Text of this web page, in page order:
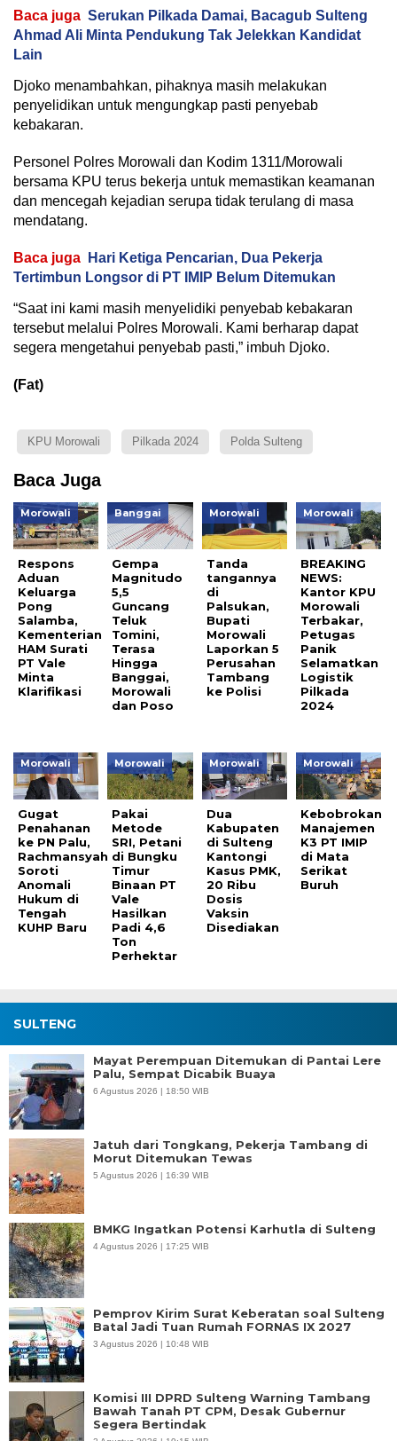
Baca juga Serukan Pilkada Damai, Bacagub Sulteng
Ahmad Ali Minta Pendukung Tak Jelekkan Kandidat
Lain
Djoko menambahkan, pihaknya masih melakukan
penyelidikan untuk mengungkap pasti penyebab
kebakaran.
Personel Polres Morowali dan Kodim 1311/Morowali
bersama KPU terus bekerja untuk memastikan keamanan
dan mencegah kejadian serupa tidak terulang di masa
mendatang.
Baca juga
Hari Ketiga Pencarian, Dua Pekerja
Tertimbun Longsor di PT IMIP Belum Ditemukan
“Saat ini kami masih menyelidiki penyebab kebakaran
tersebut melalui Polres Morowali. Kami berharap dapat
segera mengetahui penyebab pasti,” imbuh Djoko.
(Fat)
KPU Morowali Pilkada 2024 Polda Sulteng
Baca Juga
Morowali
Respons
Aduan
Keluarga
Pong
Salamba,
Kementerian
HAM Surati
PT Vale
Minta
Klarifikasi
Banggai
Gempa
Magnitudo
5,5
Guncang
Teluk
Tomini,
Terasa
Hingga
Banggai,
Morowali
dan Poso
Morowali
Tanda
tangannya
di
Palsukan,
Bupati
Morowali
Laporkan 5
Perusahan
Tambang
ke Polisi
Morowali
BREAKING
NEWS:
Kantor KPU
Morowali
Terbakar,
Petugas
Panik
Selamatkan
Logistik
Pilkada
2024
Morowali
Gugat
Penahanan
ke PN Palu,
Rachmansyah
Soroti
Anomali
Hukum di
Tengah
KUHP Baru
Morowali
Pakai
Metode
SRI, Petani
di Bungku
Timur
Binaan PT
Vale
Hasilkan
Padi 4,6
Ton
Perhektar
Morowali
Dua
Kabupaten
di Sulteng
Kantongi
Kasus PMK,
20 Ribu
Dosis
Vaksin
Disediakan
Morowali
Kebobrokan
Manajemen
K3 PT IMIP
di Mata
Serikat
Buruh
SULTENG
Mayat Perempuan Ditemukan di Pantai Lere
Palu, Sempat Dicabik Buaya
6 Agustus 2026 | 18:50 WIB
Jatuh dari Tongkang, Pekerja Tambang di
Morut Ditemukan Tewas
5 Agustus 2026 | 16:39 WIB
BMKG Ingatkan Potensi Karhutla di Sulteng
4 Agustus 2026 | 17:25 WIB
Pemprov Kirim Surat Keberatan soal Sulteng
Batal Jadi Tuan Rumah FORNAS IX 2027
3 Agustus 2026 | 10:48 WIB
Komisi III DPRD Sulteng Warning Tambang
Bawah Tanah PT CPM, Desak Gubernur
Segera Bertindak